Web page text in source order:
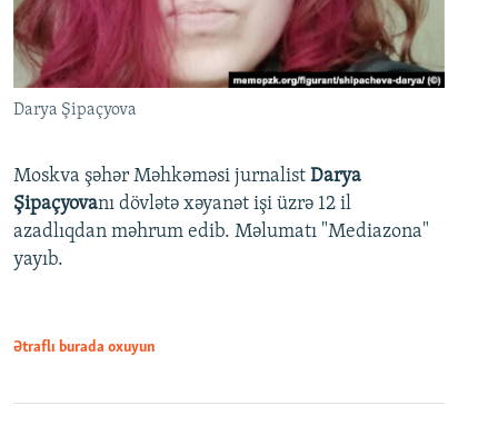
Darya Şipaçyova
Moskva şəhər Məhkəməsi jurnalist Darya
Şipaçyovanı dövlətə xəyanət işi üzrə 12 il
azadlıqdan məhrum edib. Məlumatı "Mediazona"
yayıb.
Ətraflı burada oxuyun